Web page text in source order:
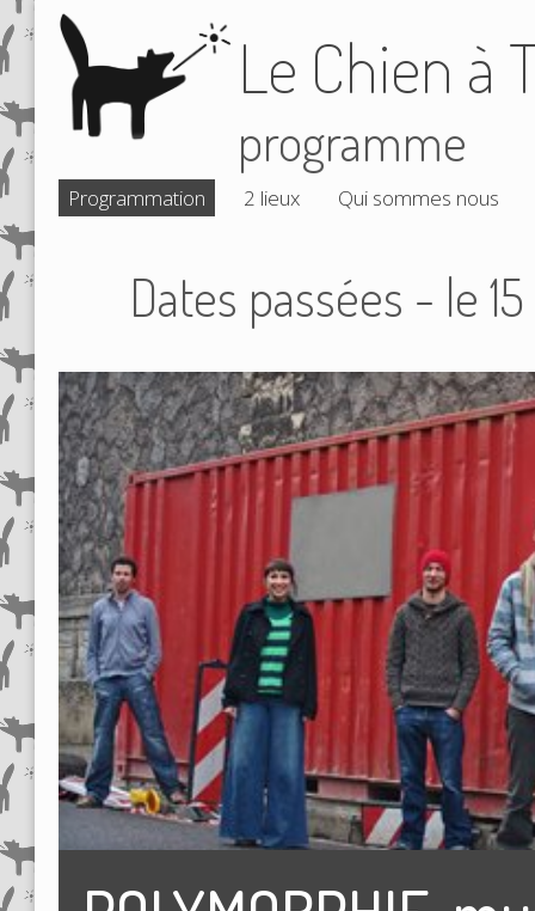
Le Chien à
programme
Programmation 2 lieux Qui sommes nous
Dates passées - le